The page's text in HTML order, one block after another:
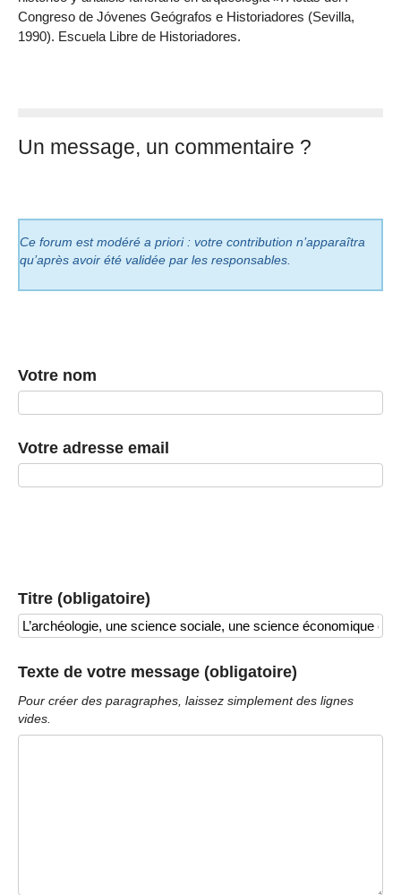
Congreso de Jóvenes Geógrafos e Historiadores (Sevilla,
1990). Escuela Libre de Historiadores.
Un message, un commentaire ?
Ce forum est modéré a priori : votre contribution n’apparaîtra
qu’après avoir été validée par les responsables.
Votre nom
Votre adresse email
Titre (obligatoire)
Texte de votre message (obligatoire)
Pour créer des paragraphes, laissez simplement des lignes
vides.